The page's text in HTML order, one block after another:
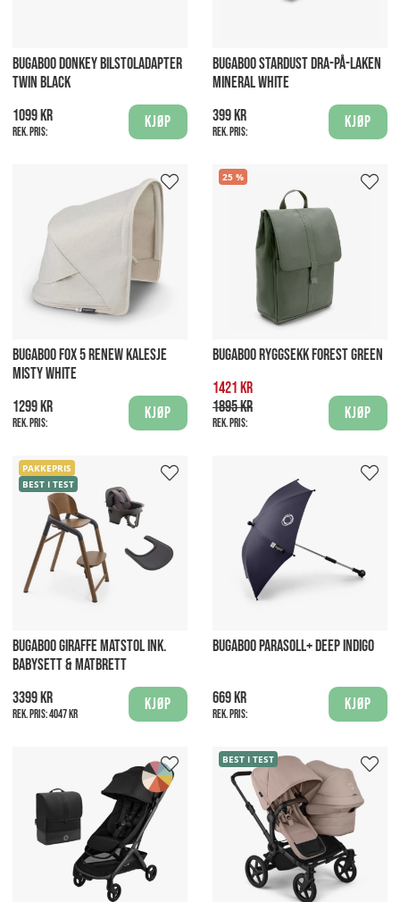
BUGABOO DONKEY BILSTOLADAPTER
TWIN BLACK
1099 kr
Rek. pris:
Kjøp
BUGABOO STARDUST DRA-PÅ-LAKEN
MINERAL WHITE
399 kr
Rek. pris:
Kjøp
BUGABOO FOX 5 RENEW KALESJE
MISTY WHITE
1299 kr
Rek. pris:
Kjøp
25
BUGABOO RYGGSEKK FOREST GREEN
1421 kr
1895 kr
Rek. pris:
Kjøp
PAKKEPRIS
BEST I TEST
BUGABOO GIRAFFE MATSTOL INK.
BABYSETT & MATBRETT
3399 kr
Rek. pris:4047 kr
Kjøp
BUGABOO PARASOLL+ DEEP INDIGO
669 kr
Rek. pris:
Kjøp
BEST I TEST